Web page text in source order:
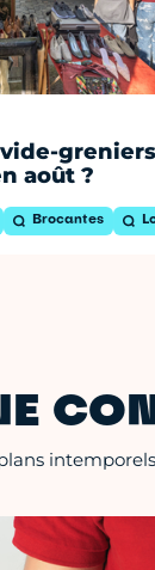
août ?
Brocantes